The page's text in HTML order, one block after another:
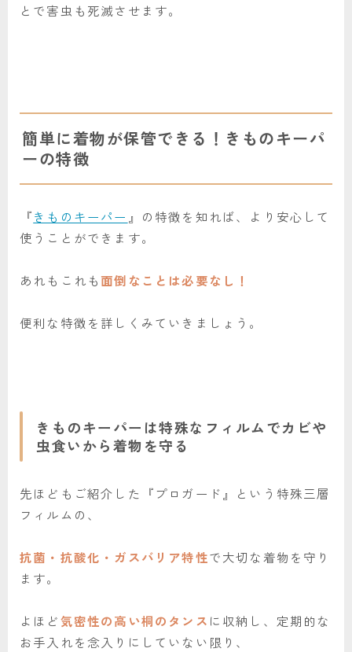
とで害虫も死滅させます。
簡単に着物が保管できる！きものキーパ
ーの特徴
『きものキーパー 』の特徴を知れば、より安心して
使うことができます。
あれもこれも 面倒なことは必要なし！
便利な特徴を詳しくみていきましょう。
きものキーパーは特殊なフィルムでカビや
虫食いから着物を守る
先ほどもご紹介した『プロガード』という特殊三層
フィルムの、
抗菌・抗酸化・ガスバリア特性で大切な着物を守り
ます。
よほど気密性の高い桐のタンス に収納し、定期的な
お手入れを念入りにしていない限り、